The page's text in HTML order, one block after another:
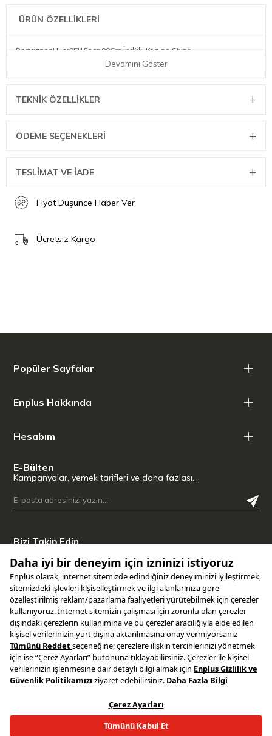
ÜRÜN ÖZELLİKLERİ
Bertazzoni Her95I1Enet 90Cm İndük. Kuzine Siyah
Devamını Göster
TEKNIK ÖZELLIKLER
ÖDEME SEÇENEKLERI
TESLİMAT VE İADE
Fiyat Düşünce Haber Ver
Ücretsiz Kargo
Popüler Sayfalar
Enplus Hakkında
Hesabım
E-Bülten
Kampanyalar, yemek tarifleri ve daha fazlası…
Bizi Takip Edin
Uygulamamızı İndirin
Copyright © 2025 ENPLUS | Tüm hakları saklıdır.